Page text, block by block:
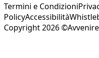
Termini e Condizioni
PolicyAccessibilità
Copyright 2026